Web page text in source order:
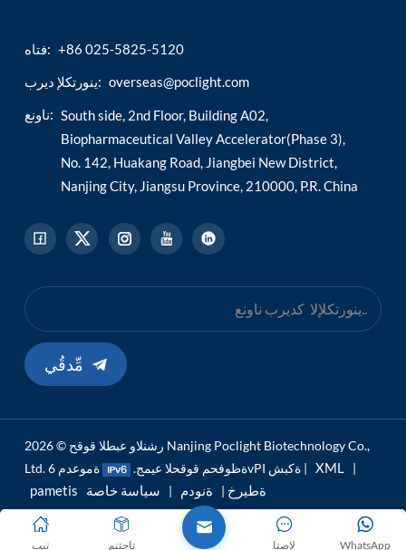
فتاه: +86 025-5825-5120
ينورتكلإ ديرب: overseas@poclight.com
ناونع: South side, 2nd Floor, Building A02,
Biopharmaceutical Valley Accelerator(Phase 3),
No. 142, Huakang Road, Jiangbei New District,
Nanjing City, Jiangsu Province, 210000, P.R. China
مِّدقُي
رشنلاو عبطلا قوقح © 2026 Nanjing Poclight Biotechnology Co.,
Ltd. ةظوفحم قوقحلا عيمج.
ةموعدم 6vPI ةكبش | XML |
pametis ةطيرخ | ةنودم | سياسة خاصة
تيب تاجتنم WhatsApp لاصتا